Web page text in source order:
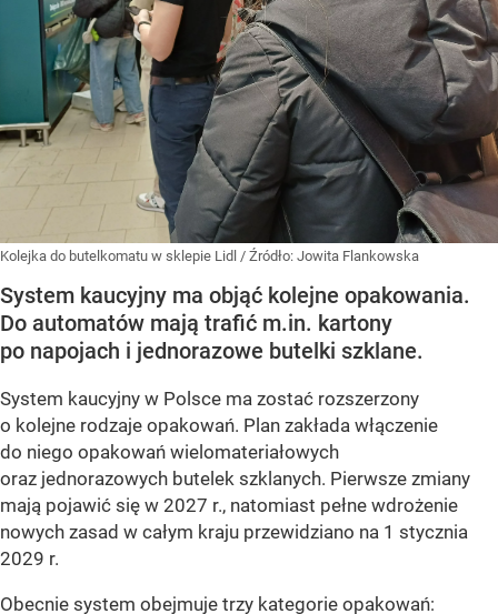
Kolejka do butelkomatu w sklepie Lidl / Źródło: Jowita Flankowska
System kaucyjny ma objąć kolejne opakowania.
Do automatów mają trafić m.in. kartony
po napojach i jednorazowe butelki szklane.
System kaucyjny w Polsce ma zostać rozszerzony
o kolejne rodzaje opakowań. Plan zakłada włączenie
do niego opakowań wielomateriałowych
oraz jednorazowych butelek szklanych. Pierwsze zmiany
mają pojawić się w 2027 r., natomiast pełne wdrożenie
nowych zasad w całym kraju przewidziano na 1 stycznia
2029 r.
Obecnie system obejmuje trzy kategorie opakowań: